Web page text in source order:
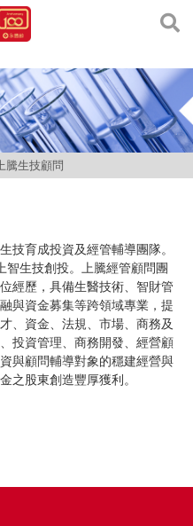
騰生技顧問
技育成投資及經管輔導團隊。
生技創投。上騰經管顧問團
經歷，具備生醫技術、智財管
與資金募集等跨領域專業，提
、資金、法規、市場、商務及
投資管理、商務開發、經營顧
與顧問輔導對象的穩建經營與
之股東創造豐厚獲利。